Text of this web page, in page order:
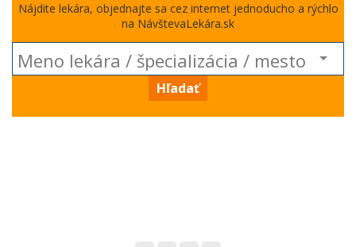
Nájdite lekára, objednajte sa cez internet jednoducho a rýchlo
na NávštevaLekára.sk
Hľadať